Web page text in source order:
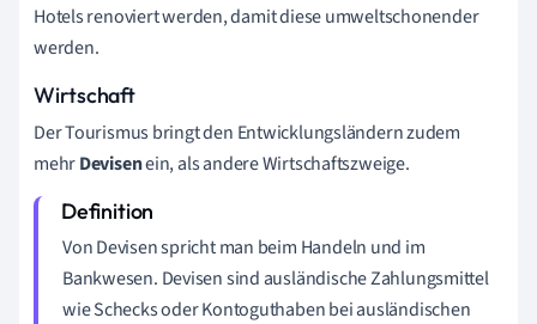
Hotels renoviert werden, damit diese umweltschonender
werden.
Wirtschaft
DerTourismusbringt den Entwicklungsländern zudem
mehrDevisenein, als andere Wirtschaftszweige.
Von Devisen spricht man beim Handeln und im
Bankwesen. Devisen sind ausländische Zahlungsmittel
wie Schecks oder Kontoguthaben bei ausländischen